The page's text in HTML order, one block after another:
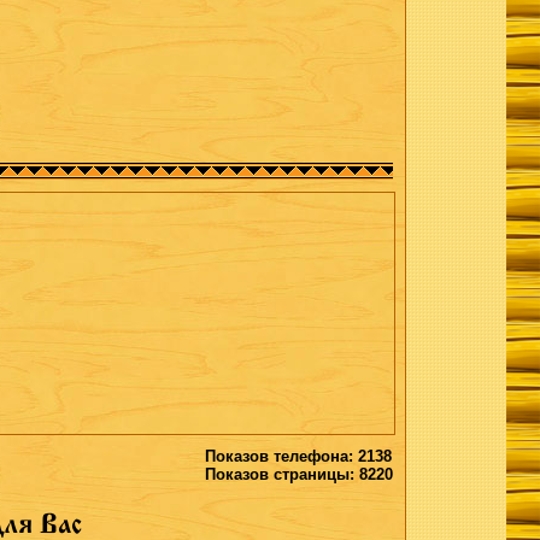
Показов телефона: 2138
Показов страницы: 8220
Вас